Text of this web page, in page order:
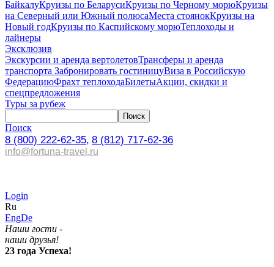
БайкалуКруизы по БеларусиКруизы по Черному морюКруизы
на Северный или Южный полюсаМеста стоянокКруизы на
Новый годКруизы по Каспийскому морюТеплоходы и
лайнеры
Эксклюзив
Экскурсии и аренда вертолетовТрансферы и аренда
транспорта Забронировать гостиницуВиза в Российскую
ФедерациюФрахт теплоходаБилетыАкции, скидки и
спецпредложения
Туры за рубеж
Поиск
8 (800) 222-62-35, 8 (812) 717-62-36
info@fortuna-travel.ru
Login
Ru
EngDe
Наши гости -
наши друзья!
23 года Успеха!